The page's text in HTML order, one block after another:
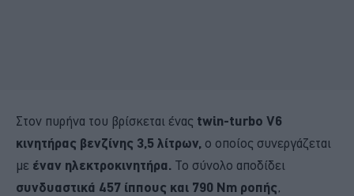
Στον πυρήνα του βρίσκεται ένας twin-turbo V6
κινητήρας βενζίνης 3,5 λίτρων, ο οποίος συνεργάζεται
με έναν ηλεκτροκινητήρα. Το σύνολο αποδίδει
συνδυαστικά 457 ίππους και 790 Nm ροπής,